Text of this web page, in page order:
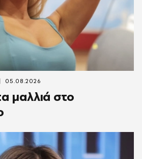
μαλλιά στο
05.08.2026